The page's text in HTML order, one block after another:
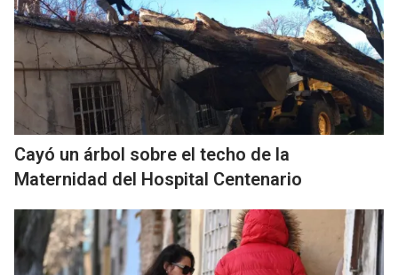
Cayó un árbol sobre el techo de la
Maternidad del Hospital Centenario